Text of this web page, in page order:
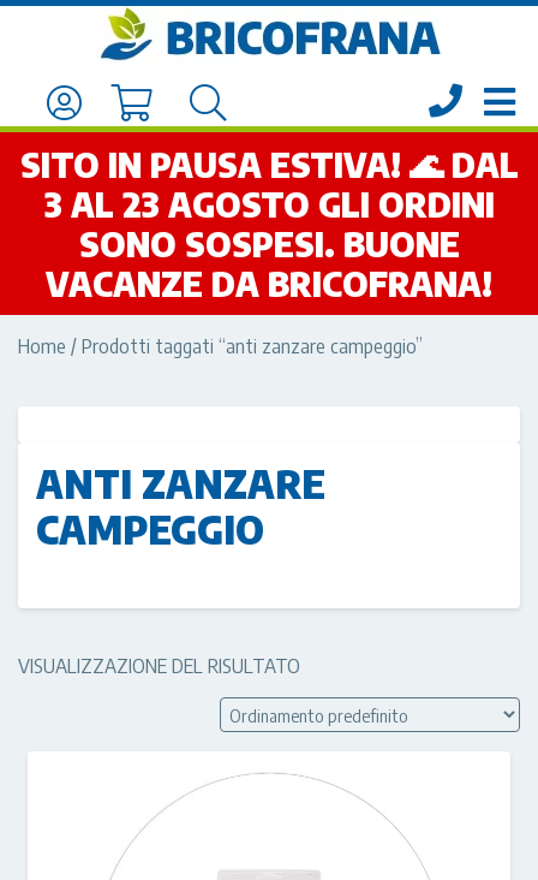
SITO IN PAUSA ESTIVA! 🌊 DAL
3 AL 23 AGOSTO GLI ORDINI
SONO SOSPESI. BUONE
VACANZE DA BRICOFRANA!
Home / Prodotti taggati “anti zanzare campeggio”
ANTI ZANZARE
CAMPEGGIO
VISUALIZZAZIONE DEL RISULTATO